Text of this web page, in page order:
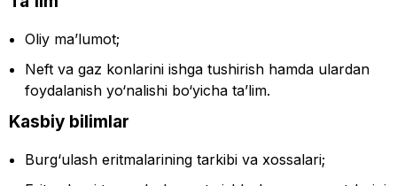
Oliy ma’lumot;
Neft va gaz konlarini ishga tushirish hamda ulardan
foydalanish yo‘nalishi bo‘yicha ta’lim.
Kasbiy bilimlar
Burg‘ulash eritmalarining tarkibi va xossalari;